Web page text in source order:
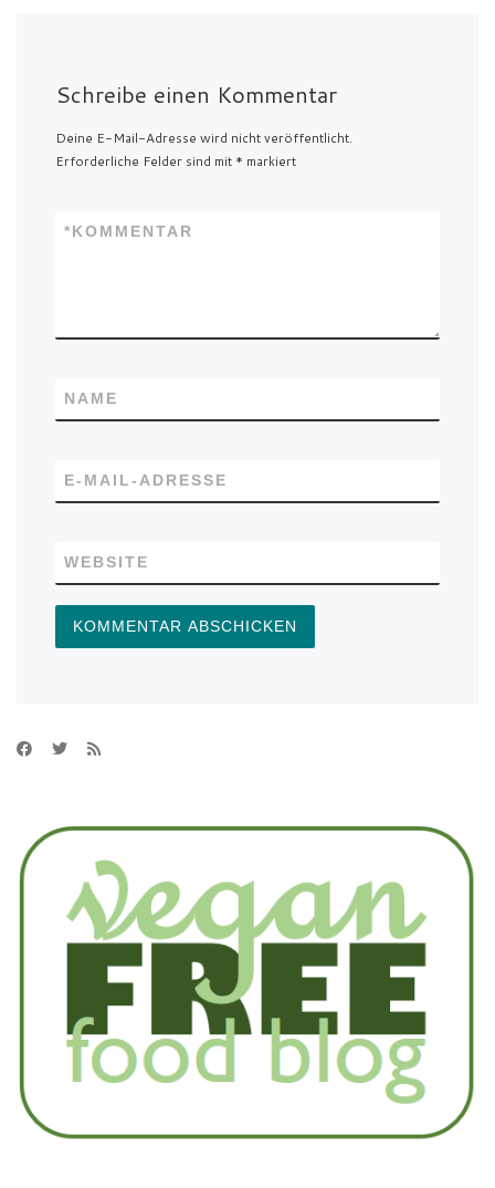
Schreibe einen Kommentar
Deine E-Mail-Adresse wird nicht veröffentlicht.
Erforderliche Felder sind mit * markiert
KOMMENTAR
*
NAME
E-MAIL-ADRESSE
WEBSITE